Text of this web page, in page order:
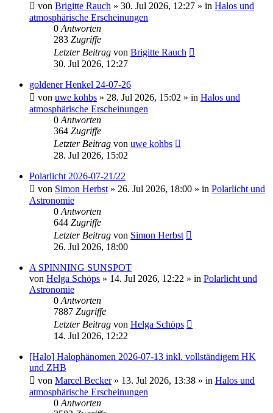
von Brigitte Rauch » 30. Jul 2026, 12:27 » in Halos und
atmosphärische Erscheinungen
0 Antworten
283 Zugriffe
Letzter Beitrag von Brigitte Rauch
30. Jul 2026, 12:27
goldener Henkel 24-07-26
von uwe kohbs » 28. Jul 2026, 15:02 » in Halos und
atmosphärische Erscheinungen
0 Antworten
364 Zugriffe
Letzter Beitrag von uwe kohbs
28. Jul 2026, 15:02
Polarlicht 2026-07-21/22
von Simon Herbst » 26. Jul 2026, 18:00 » in Polarlicht und
Astronomie
0 Antworten
644 Zugriffe
Letzter Beitrag von Simon Herbst
26. Jul 2026, 18:00
A SPINNING SUNSPOT
von Helga Schöps » 14. Jul 2026, 12:22 » in Polarlicht und
Astronomie
0 Antworten
7887 Zugriffe
Letzter Beitrag von Helga Schöps
14. Jul 2026, 12:22
[Halo] Halophänomen 2026-07-13 inkl. vollständigem HK
und ZHB
von Marcel Becker» 13. Jul 2026, 13:38 » in Halos und
atmosphärische Erscheinungen
0 Antworten